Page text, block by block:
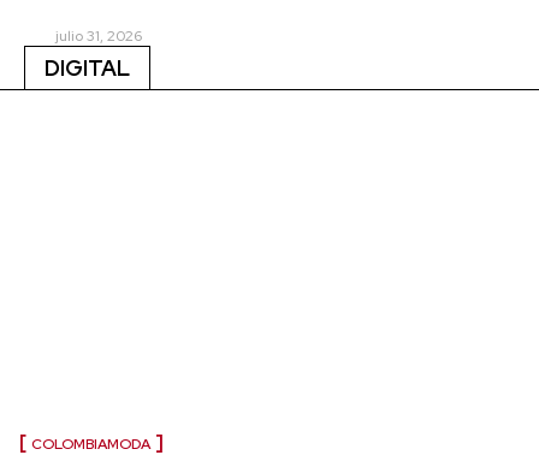
julio 31, 2026
DIGITAL
COLOMBIAMODA